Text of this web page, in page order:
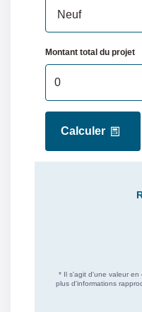
CLASSES DPE/GES
Montant estimé des
indexées aux années